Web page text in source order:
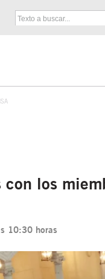
los
10:30 horas